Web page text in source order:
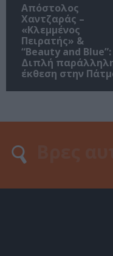
Απόστολος
Χαντζαράς –
«Κλεμμένος
Πειρατής» &
“Beauty and Blue”:
Διπλή
έκθεση στην